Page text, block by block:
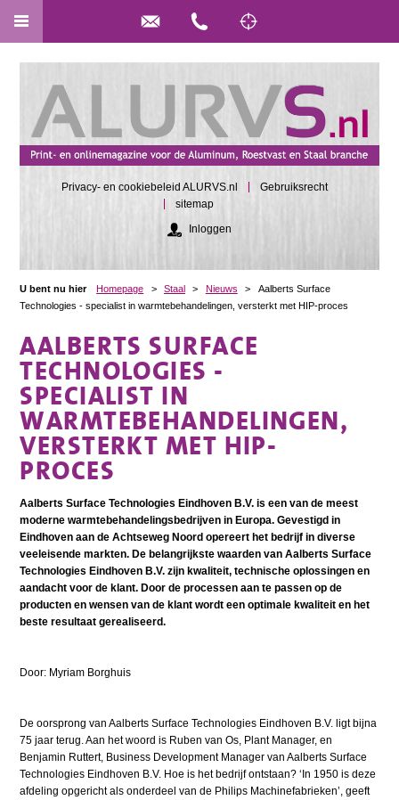
Privacy- en cookiebeleid ALURVS.nl
Gebruiksrecht
sitemap
Inloggen
U bent nu hier Homepage > Staal > Nieuws >
Aalberts Surface
Technologies - specialist in warmtebehandelingen, versterkt met HIP-proces
AALBERTS SURFACE
TECHNOLOGIES -
SPECIALIST IN
WARMTEBEHANDELINGEN,
VERSTERKT MET HIP-
PROCES
Aalberts Surface Technologies Eindhoven B.V. is een van de meest
moderne warmtebehandelings­bedrijven in Europa. Gevestigd in
Eindhoven aan de Achtseweg Noord opereert het bedrijf in diverse
veeleisende markten. De belangrijkste waarden van Aalberts Surface
Technologies Eindhoven B.V. zijn kwaliteit, technische oplossingen en
aandacht voor de klant. Door de processen aan te passen op de
producten en wensen van de klant wordt een optimale kwaliteit en het
beste resultaat gerealiseerd.
Door: Myriam Borghuis
De oorsprong van Aalberts Surface Technologies Eindhoven B.V. ligt bijna
75 jaar terug. Aan het woord is Ruben van Os, Plant Manager, en
Benjamin Ruttert, Business Development Manager van Aalberts Surface
Technologies Eindhoven B.V. Hoe is het bedrijf ontstaan? ‘In 1950 is deze
afdeling opgericht als onderdeel van de Philips Machinefabrieken’, geeft